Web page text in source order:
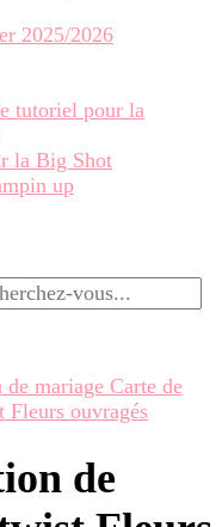
2025/2026
tutoriel pour la
la Big Shot
up
mariage Carte de
ouvragés
de